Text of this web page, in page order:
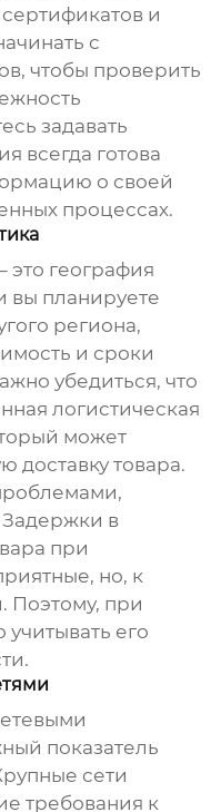
и
с
чтобы проверить
задавать
всегда готова
о своей
процессах.
география
вы планируете
региона,
и сроки
убедиться, что
логистическая
может
доставку товара.
Задержки в
при
но, к
Поэтому, при
его
показатель
сети
требования к